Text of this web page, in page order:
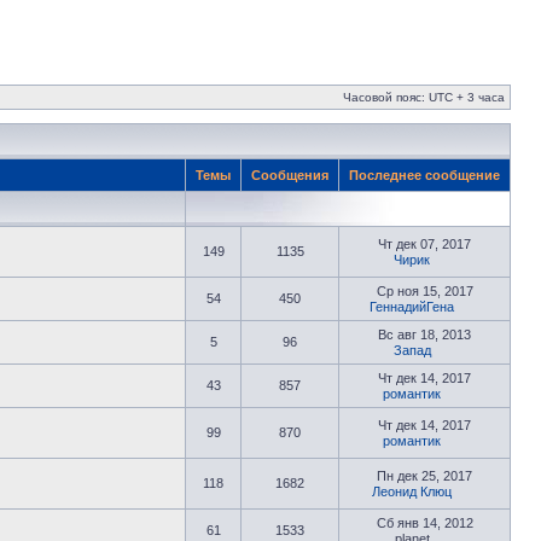
Часовой пояс: UTC + 3 часа
Темы Сообщения Последнее сообщение
149 1135
Чт дек 07, 2017
Чирик
54 450
Ср ноя 15, 2017
ГеннадийГена
5 96
Вс авг 18, 2013
Запад
43 857
Чт дек 14, 2017
романтик
99 870
Чт дек 14, 2017
романтик
118 1682
Пн дек 25, 2017
Леонид Клюц
61 1533
Сб янв 14, 2012